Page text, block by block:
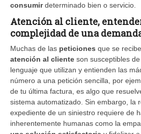
consumirdeterminado bien o servicio.
Atención al cliente,
complejidad de una
Muchas de las peticiones que se
atención al cliente son susceptibles
lenguaje que utilizan y entienden las
número a una petición sencilla, por
de tu última factura, es algo que
sistema automatizado. Sin embargo, la
expediente de un siniestro requiere de
inherentemente humanas como la